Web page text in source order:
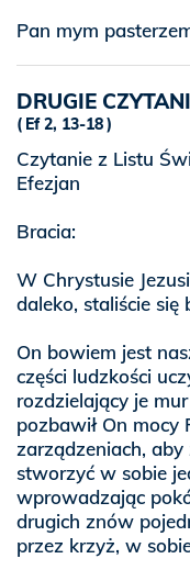
Pan mym
DRUGIE
Ef 2, 13-18
Czytanie z Listu
Efezjan
Bracia:
W Chrystusie
daleko, staliście się
On bowiem jest
części ludzkości
rozdzielający je
pozbawił On
zarządzeniach,
stworzyć w sobie
wprowadzając
drugich znów
przez krzyż, w